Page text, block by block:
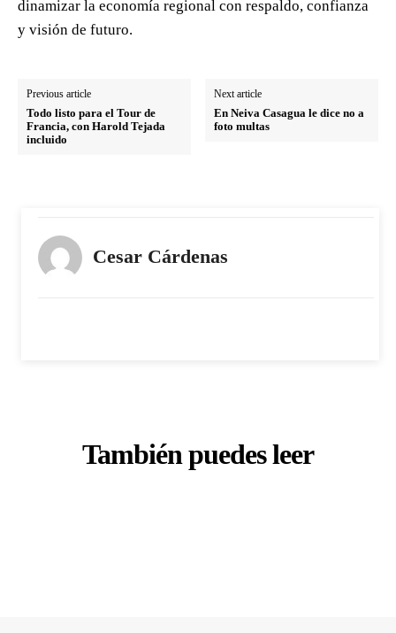
dinamizar la economía regional con respaldo, confianza
y visión de futuro.
Previous article
Todo listo para el Tour de
Francia, con Harold Tejada
incluido
Next article
En Neiva Casagua le dice no a
foto multas
Cesar Cárdenas
También puedes leer